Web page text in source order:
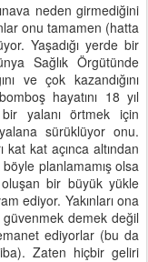
neden girmediğini
onu tamamen (hatta
Yaşadığı yerde bir
Sağlık Örgütünde
ve çok kazandığını
hayatını 18 yıl
yalanı örtmek için
sürüklüyor onu.
kat kat açınca altından
planlamamış olsa
bir büyük yükle
ediyor. Yakınları ona
demek değil
ediyorlar (bu da
Zaten hiçbir geliri